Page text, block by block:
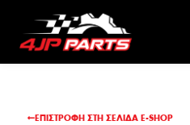
ΕΠΙΣΤΡΟΦΉ ΣΤΗ ΣΕΛΊΔΑ E-SHOP